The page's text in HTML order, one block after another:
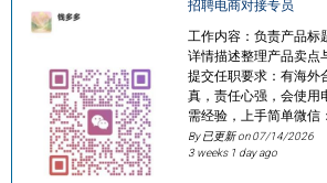
招聘电商对接专员
工作内容：负责产品标
详情描述整理产品卖点
提交任职要求：有海外
真，责任心强，会使用
需经验，上手简单微信
By 已更新 on07/14/2026
3 weeks 1 day ago